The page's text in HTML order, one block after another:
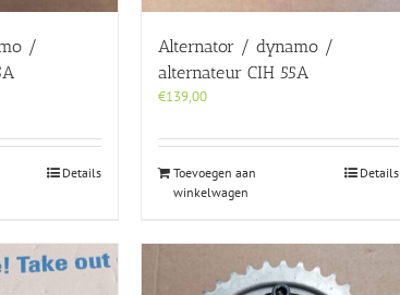
/
Details
Alternator / dynamo /
alternateur CIH 55A
€139,00
Toevoegen aan
winkelwagen
Details